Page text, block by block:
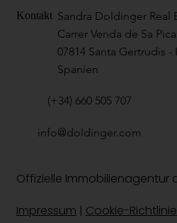
Offizielle Immobilienagentur
Kontakt Sandra Doldinger Real
Carrer Venda de Sa
07814 Santa Gertrudis -
Spanien
Impressum | Cookie-Richtlinie
(+34) 660 505 707
info@doldinger.com